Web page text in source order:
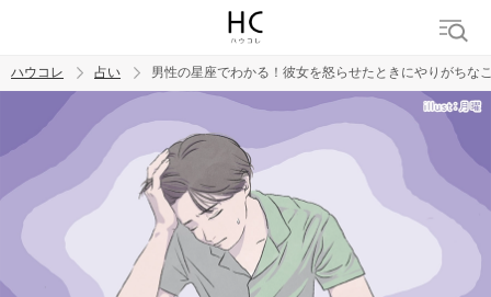
トレンド ワード
ハウコレ 占い 男性の星座でわかる！彼女を怒らせたときにやりがちな